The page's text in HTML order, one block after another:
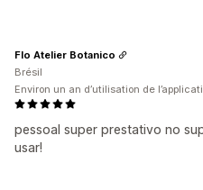
pessoal super prestativo no
usar!
Flo Atelier Botanico
Brésil
Environ un an d’utilisation de